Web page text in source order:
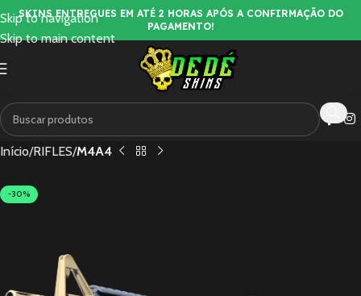
Skip to navigation
Skip to main content
SKINS ENTREGUES EM ATÉ 2 HORAS APÓS A CONFIRMAÇÃO DO
PAGAMENTO!
Início RIFLES M4A4
-30%